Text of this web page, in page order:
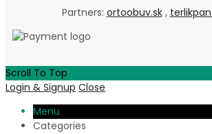
Partners: ortoobuv.sk,
Scroll To Top
Login & Signup Close
Menu
Categories